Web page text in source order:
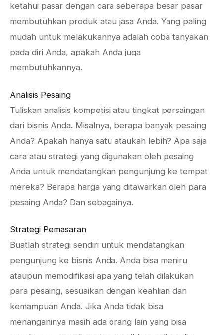
ketahui pasar dengan cara seberapa besar pasar
membutuhkan produk atau jasa Anda. Yang paling
mudah untuk melakukannya adalah coba tanyakan
pada diri Anda, apakah Anda juga
membutuhkannya.
Analisis Pesaing
Tuliskan analisis kompetisi atau tingkat persaingan
dari bisnis Anda. Misalnya, berapa banyak pesaing
Anda? Apakah hanya satu ataukah lebih? Apa saja
cara atau strategi yang digunakan oleh pesaing
Anda untuk mendatangkan pengunjung ke tempat
mereka? Berapa harga yang ditawarkan oleh para
pesaing Anda? Dan sebagainya.
Strategi Pemasaran
Buatlah strategi sendiri untuk mendatangkan
pengunjung ke bisnis Anda. Anda bisa meniru
ataupun memodifikasi apa yang telah dilakukan
para pesaing, sesuaikan dengan keahlian dan
kemampuan Anda. Jika Anda tidak bisa
menanganinya masih ada orang lain yang bisa